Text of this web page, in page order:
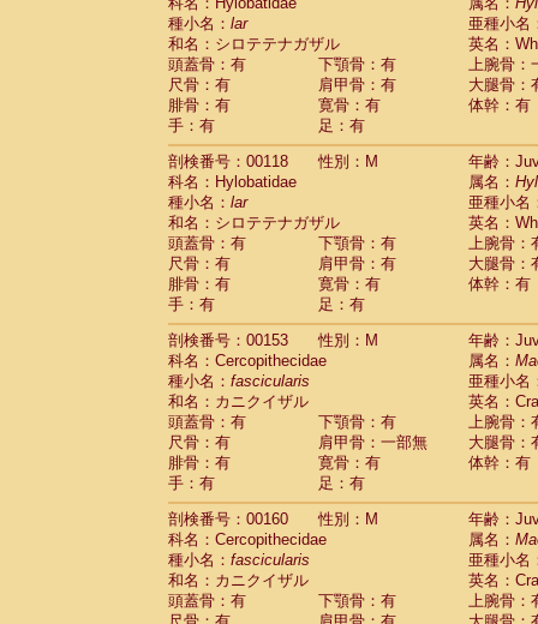
種小名： lar
亜種小名
和名：シロテテナガザル
英名：
頭蓋骨：有
下顎骨：有
上腕骨：
尺骨：有
肩甲骨：有
大腿骨：
腓骨：有
寛骨：有
体幹：有
手：有
足：有
剖検番号：00118
性別：M
年齢：
科名：Hylobatidae
属名：
種小名： lar
亜種小名
和名：シロテテナガザル
英名：
頭蓋骨：有
下顎骨：有
上腕骨：
尺骨：有
肩甲骨：有
大腿骨：
腓骨：有
寛骨：有
体幹：有
手：有
足：有
剖検番号：00153
性別：M
年齢：
科名：Cercopithecidae
属名：
種小名： fascicularis
亜種小名
和名：カニクイザル
英名：
頭蓋骨：有
下顎骨：有
上腕骨：
尺骨：有
肩甲骨：一部無
大腿骨：
腓骨：有
寛骨：有
体幹：有
手：有
足：有
剖検番号：00160
性別：M
年齢：
科名：Cercopithecidae
属名：
種小名： fascicularis
亜種小名
和名：カニクイザル
英名：
頭蓋骨：有
下顎骨：有
上腕骨：